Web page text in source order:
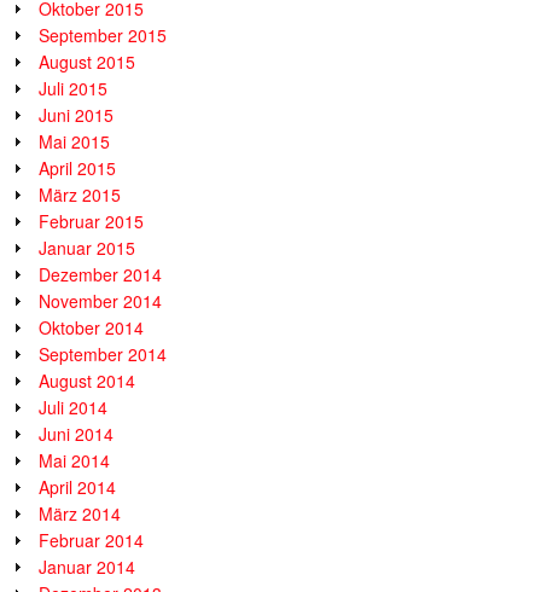
Oktober 2015
September 2015
August 2015
Juli 2015
Juni 2015
Mai 2015
April 2015
März 2015
Februar 2015
Januar 2015
Dezember 2014
November 2014
Oktober 2014
September 2014
August 2014
Juli 2014
Juni 2014
Mai 2014
April 2014
März 2014
Februar 2014
Januar 2014